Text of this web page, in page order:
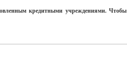
кредитными учреждениями.